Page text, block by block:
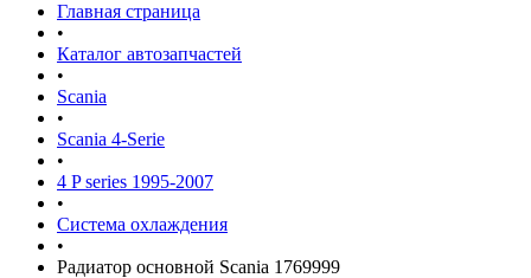
Главная страница
•
Каталог автозапчастей
•
Scania
•
Scania 4-Serie
•
4 P series 1995-2007
•
Система охлаждения
•
Радиатор основной Scania 1769999